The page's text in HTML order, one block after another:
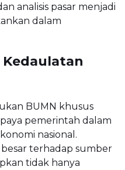
analisis pasar menjadi
dalam
BUMN khusus
pemerintah dalam
nasional.
terhadap sumber
tidak hanya